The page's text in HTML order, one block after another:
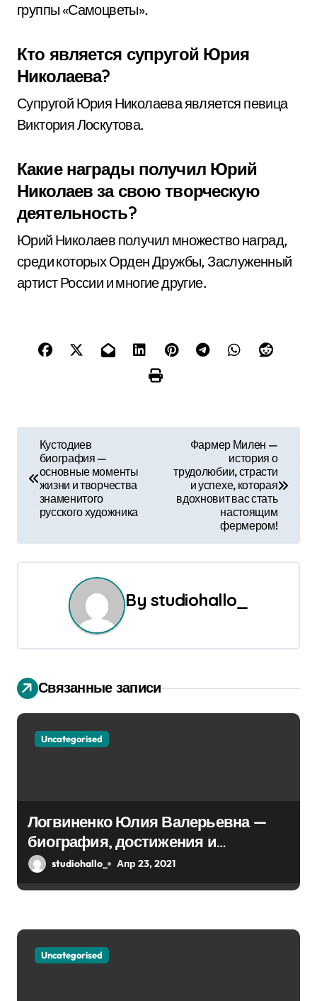
группы «Самоцветы».
Кто является супругой Юрия
Николаева?
Супругой Юрия Николаева является певица
Виктория Лоскутова.
Какие награды получил Юрий
Николаев за свою творческую
деятельность?
Юрий Николаев получил множество наград,
среди которых Орден Дружбы, Заслуженный
артист России и многие другие.
г
и
я
п
п
и
с
м
Кустодиев
биография —
основные моменты
жизни и творчества
знаменитого
русского художника
Фармер Милен —
история о
трудолюбии, страсти
и успехе, которая
вдохновит вас стать
настоящим
фермером!
By studiohallo_
Связанные записи
Uncategorised
Логвиненко Юлия Валерьевна —
биография, достижения и
интересные факты Колпино
studiohallo_ Апр 23, 2021
Uncategorised